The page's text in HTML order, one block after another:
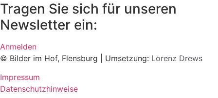
Tragen Sie sich für unseren
Newsletter ein:
Anmelden
© Bilder im Hof, Flensburg | Umsetzung: Lorenz Drews
Impressum
Datenschutzhinweise